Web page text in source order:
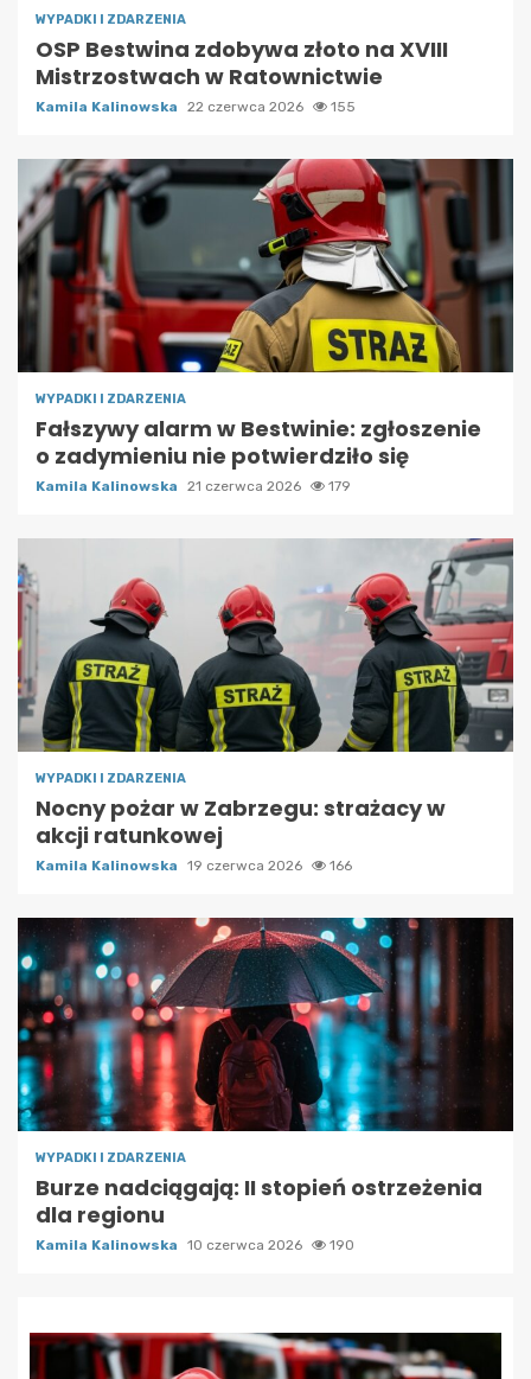
WYPADKI I ZDARZENIA
OSP Bestwina zdobywa złoto na XVIII
Mistrzostwach w Ratownictwie
Kamila Kalinowska 22 czerwca 2026 155
WYPADKI I ZDARZENIA
Fałszywy alarm w Bestwinie: zgłoszenie
o zadymieniu nie potwierdziło się
Kamila Kalinowska 21 czerwca 2026 179
WYPADKI I ZDARZENIA
Nocny pożar w Zabrzegu: strażacy w
akcji ratunkowej
Kamila Kalinowska 19 czerwca 2026 166
WYPADKI I ZDARZENIA
Burze nadciągają: II stopień ostrzeżenia
dla regionu
Kamila Kalinowska 10 czerwca 2026 190